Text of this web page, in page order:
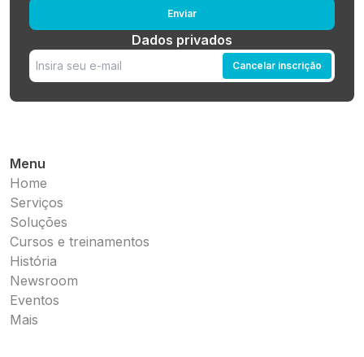
Menu
Home
Serviços
Soluções
Cursos e treinamentos
História
Newsroom
Eventos
Mais
Enviar
Dados privados
Cancelar inscrição